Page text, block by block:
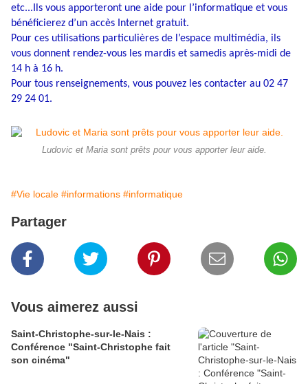
etc...Ils vous apporteront une aide pour l’informatique et vous
bénéficierez d’un accès Internet gratuit.
Pour ces utilisations particulières de l’espace multimédia, ils
vous donnent rendez-vous les mardis et samedis après-midi de
14 h à 16 h.
Pour tous renseignements, vous pouvez les contacter au 02 47
29 24 01.
Ludovic et Maria sont prêts pour vous apporter leur aide.
#Vie locale #informations #informatique
Partager
Vous aimerez aussi
Saint-Christophe-sur-le-Nais :
Conférence "Saint-Christophe fait
son cinéma"